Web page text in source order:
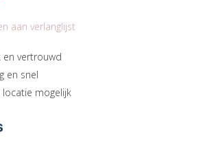
aan verlanglijst
en vertrouwd
en snel
mogelijk